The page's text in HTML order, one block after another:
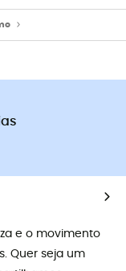
e o movimento
Quer seja um